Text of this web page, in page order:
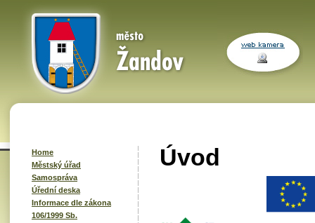
Home
Městský úřad
Samospráva
Úřední deska
Informace dle zákona
106/1999 Sb.
Úvod